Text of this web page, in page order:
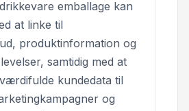
emballage kan
at linke til
produktinformation og
samtidig med at
kundedata til
og